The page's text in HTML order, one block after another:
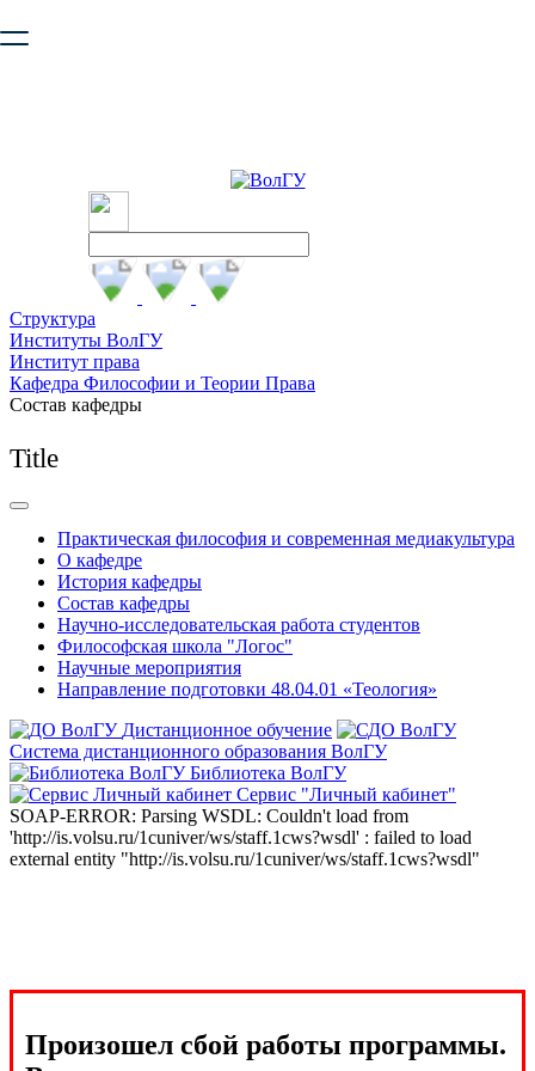
безопасную работу с сайтом. Пожалуйста
Структура
Институты ВолГУ
Институт права
Кафедра Философии и Теории Права
Состав кафедры
Title
Практическая философия и современная медиакультура
О кафедре
История кафедры
Состав кафедры
Научно-исследовательская работа студентов
Философская школа "Логос"
Научные мероприятия
Направление подготовки 48.04.01 «Теология»
Дистанционное обучение
Система дистанционного образования ВолГУ
Библиотека ВолГУ
Сервис "Личный кабинет"
SOAP-ERROR: Parsing WSDL: Couldn't load from
'http://is.volsu.ru/1cuniver/ws/staff.1cws?wsdl' : failed to load
external entity "http://is.volsu.ru/1cuniver/ws/staff.1cws?wsdl"
Произошел сбой работы программы.